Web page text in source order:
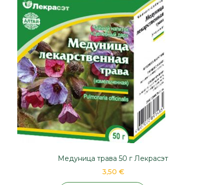
Медуница трава 50 г Лекрасэт
3,50 €